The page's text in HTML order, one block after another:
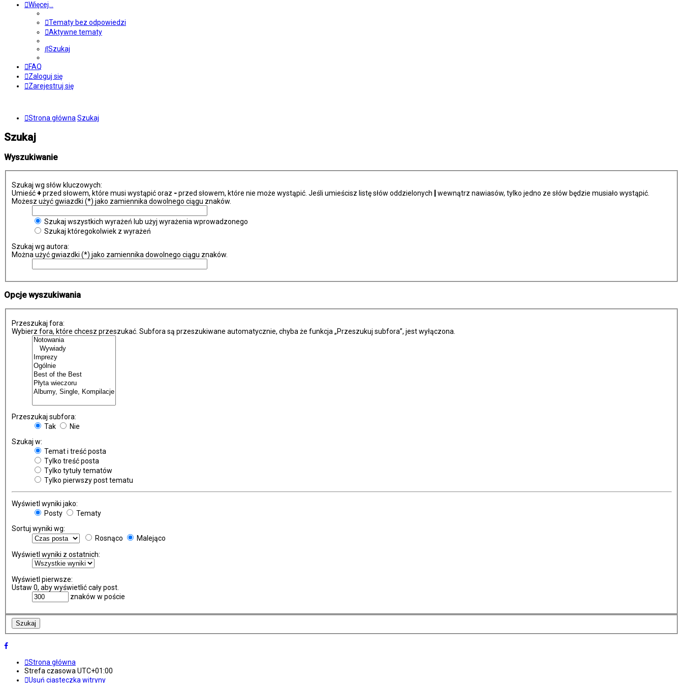
Więcej…
Tematy bez odpowiedzi
Aktywne tematy
Szukaj
FAQ
Zaloguj się
Zarejestruj się
Strona główna Szukaj
Szukaj
Wyszukiwanie
Szukaj wg słów kluczowych:
Umieść+przed słowem, które musi wystąpić oraz -przed słowem, które nie może wystąpić. Jeśli umieścisz listę słów oddzielonych
wewnątrz nawiasów, tylko jedno ze słów będzie musiało wystąpić.
Możesz użyć gwiazdki (*) jako zamiennika dowolnego ciągu znaków.
Szukaj wszystkich wyrażeń lub użyj wyrażenia wprowadzonego
Szukaj któregokolwiek z wyrażeń
Szukaj wg autora:
Można użyć gwiazdki (*) jako zamiennika dowolnego ciągu znaków.
Opcje wyszukiwania
Przeszukaj fora:
Wybierz fora, które chcesz przeszukać. Subfora są przeszukiwane automatycznie, chyba że funkcja „Przeszukuj subfora”, jest wyłączona.
Przeszukaj subfora:
Tak
Nie
Szukaj w:
Temat i treść posta
Tylko treść posta
Tylko tytuły tematów
Tylko pierwszy post tematu
Wyświetl wyniki jako:
Posty
Tematy
Sortuj wyniki wg:
Rosnąco
Malejąco
Wyświetl wyniki z ostatnich:
Wyświetl pierwsze:
Ustaw 0, aby wyświetlić cały post.
znaków w poście
Strona główna
Strefa czasowa UTC+01:00
Usuń ciasteczka witryny